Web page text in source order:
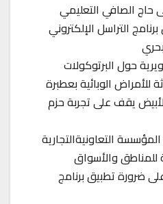
الصافي التعليمي
التراسل الإلكتروني
حول البرتوكولات
للأمراض الوبائية بعطبرة
الأبيض يقف على تجربة حزم
التعاونيةالتجارية
للمناطق والأسواق
ضرورة تطبيق برنامج